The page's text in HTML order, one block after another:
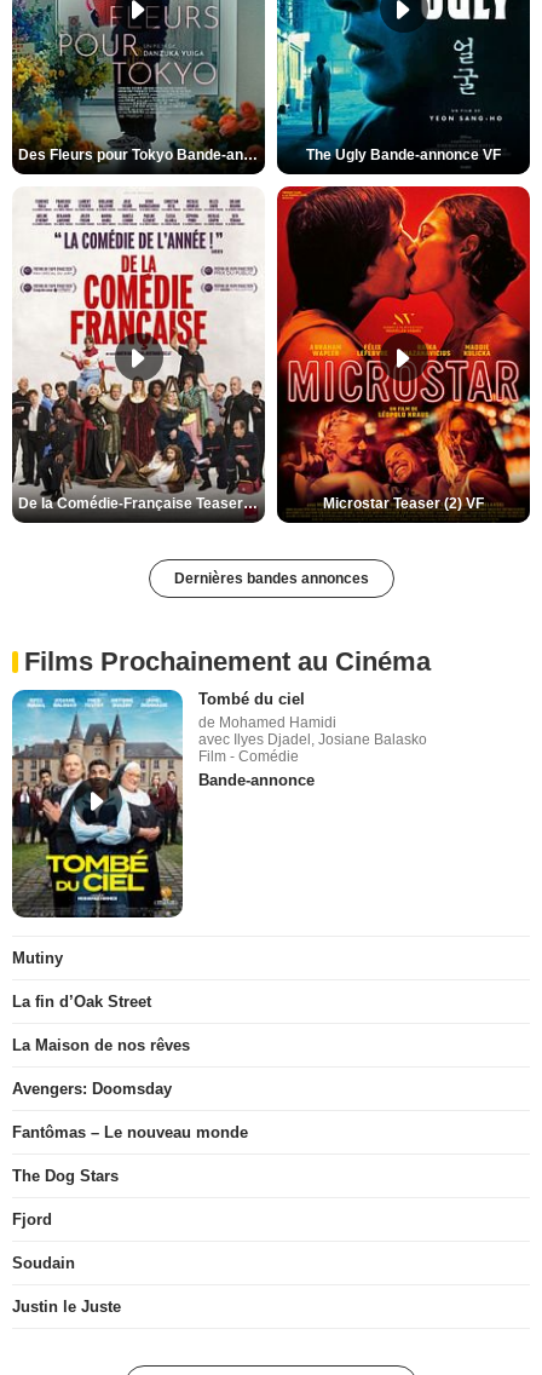
Des Fleurs pour Tokyo Bande-annonce VO STFR The Ugly Bande-annonce VF
De la Comédie-Française Teaser (3) VF Microstar Teaser (2) VF
Dernières bandes annonces
Films Prochainement au Cinéma
Tombé du ciel
de Mohamed Hamidi
avec Ilyes Djadel, Josiane Balasko
Film - Comédie
Bande-annonce
Mutiny
La fin d’Oak Street
La Maison de nos rêves
Avengers: Doomsday
Fantômas – Le nouveau monde
The Dog Stars
Fjord
Soudain
Justin le Juste